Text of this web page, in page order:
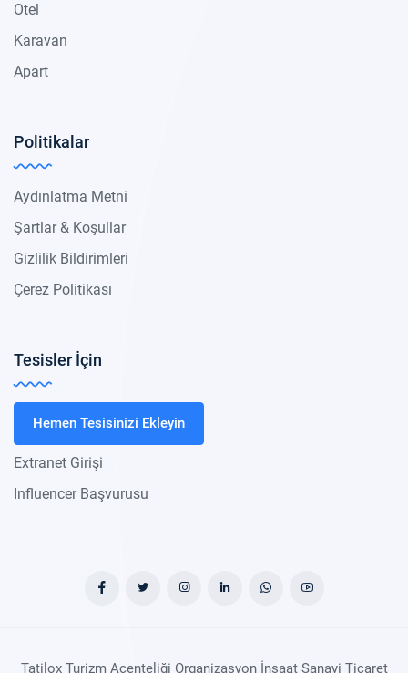
Otel
Karavan
Apart
Politikalar
Aydınlatma Metni
Şartlar & Koşullar
Gizlilik Bildirimleri
Çerez Politikası
Tesisler İçin
Hemen Tesisinizi Ekleyin
Extranet Girişi
Influencer Başvurusu
Tatilox Turizm Acenteliği Organizasyon İnşaat Sanayi Ticaret